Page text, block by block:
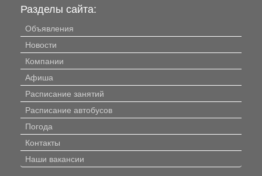
Разделы сайта:
Объявления
Новости
Компании
Афиша
Расписание занятий
Расписание автобусов
Погода
Контакты
Наши вакансии